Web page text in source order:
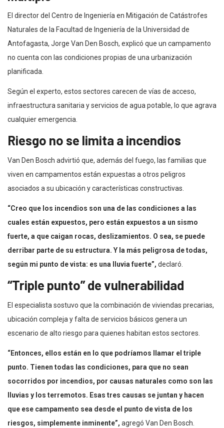
El director del Centro de Ingeniería en Mitigación de Catástrofes
Naturales de la Facultad de Ingeniería de la Universidad de
Antofagasta, Jorge Van Den Bosch, explicó que un campamento
no cuenta con las condiciones propias de una urbanización
planificada.
Según el experto, estos sectores carecen de vías de acceso,
infraestructura sanitaria y servicios de agua potable, lo que agrava
cualquier emergencia.
Riesgo no se limita a incendios
Van Den Bosch advirtió que, además del fuego, las familias que
viven en campamentos están expuestas a otros peligros
asociados a su ubicación y características constructivas.
“Creo que los incendios son una de las condiciones a las
cuales están expuestos, pero están expuestos a un sismo
fuerte, a que caigan rocas, deslizamientos. O sea, se puede
derribar parte de su estructura. Y la más peligrosa de todas,
según mi punto de vista: es una lluvia fuerte”, declaró.
“Triple punto” de vulnerabilidad
El especialista sostuvo que la combinación de viviendas precarias,
ubicación compleja y falta de servicios básicos genera un
escenario de alto riesgo para quienes habitan estos sectores.
“Entonces, ellos están en lo que podríamos llamar el triple
punto. Tienen todas las condiciones, para que no sean
socorridos por incendios, por causas naturales como son las
lluvias y los terremotos. Esas tres causas se juntan y hacen
que ese campamento sea desde el punto de vista de los
riesgos, simplemente inminente”, agregó Van Den Bosch.